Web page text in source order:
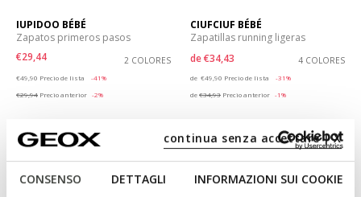
CONSENSO DETTAGLI INFORMAZIONI SUI COOKIE
continua senza accettare | X
IUPIDOO BÉBÉ
Zapatos primeros pasos
€29,44
2 COLORES
€49,90 Precio de lista
-41%
€29,94 Precio anterior -2%
CIUFCIUF BÉBÉ
Zapatillas running ligeras
de€34,43 4 COLORES
de €49,90 Precio de lista
-31%
de€34,93 Precio anterior -1%